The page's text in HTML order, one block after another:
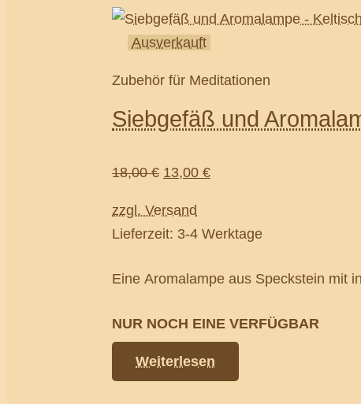
Ausverkauft
Zubehör für Meditationen
Siebgefäß und
18,00€ 13,00 €
zzgl. Versand
Lieferzeit: 3-4 Werktage
Eine Aromalampe aus Speckstein mit
NUR NOCH EINE VERFÜGBAR
Weiterlesen